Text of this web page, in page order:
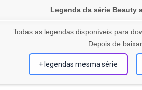
Legenda da série Beauty
Todas as legendas disponíveis para
Depois de
+ legendas mesma série